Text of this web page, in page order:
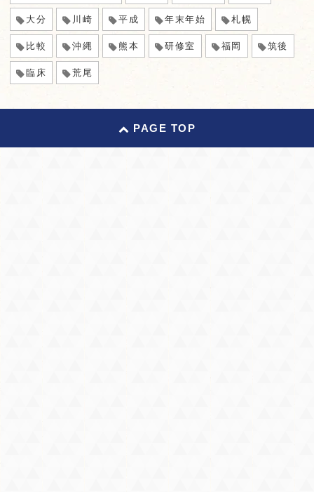
大分 川崎 平成 年末年始 札幌
比較 沖縄 熊本 研修室 福岡 筑後
臨床 荒尾
PAGE TOP